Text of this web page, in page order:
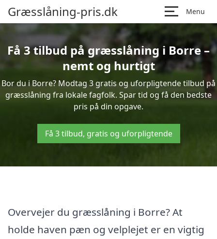
Græsslåning-pris.dk Menu
Få 3 tilbud på græsslåning i Borre –
nemt og hurtigt
Bor du i Borre? Modtag 3 gratis og uforpligtende tilbud på
græsslåning fra lokale fagfolk. Spar tid og få den bedste
pris på din opgave.
Få 3 tilbud, gratis og uforpligtende
Overvejer du græsslåning i Borre? At
holde haven pæn og velplejet er en vigtig